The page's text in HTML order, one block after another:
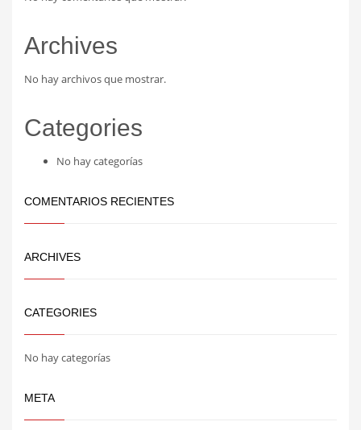
Archives
No hay archivos que mostrar.
Categories
No hay categorías
COMENTARIOS RECIENTES
ARCHIVES
CATEGORIES
No hay categorías
META